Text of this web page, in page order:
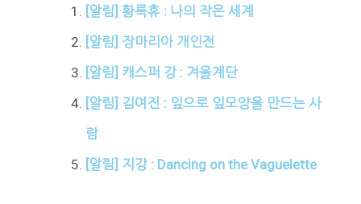
[알림] 황록휴 : 나의 작은 세계
[알림] 장마리아 개인전
[알림] 캐스퍼 강 : 겨울계단
[알림] 김여진 : 잎으로 잎모양을 만드는 사
람
[알림] 지강 : Dancing on the Vaguelette